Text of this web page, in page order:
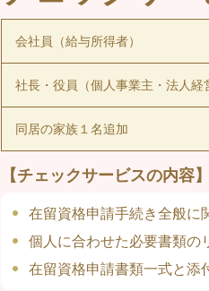
会社員（給与所得者）
社長・役員（個人事業主・法人経
同居の家族１名追加
【チェックサービスの内容】
在留資格申請手続き全般に
個人に合わせた必要書類の
在留資格申請書類一式と添